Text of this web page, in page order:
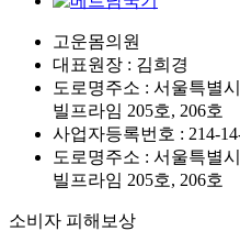
고운몸의원
대표원장 : 김희경
도로명주소 : 서울특별
빌프라임 205호, 206호
사업자등록번호 : 214-
도로명주소 : 서울특별
빌프라임 205호, 206호
소비자 피해보상